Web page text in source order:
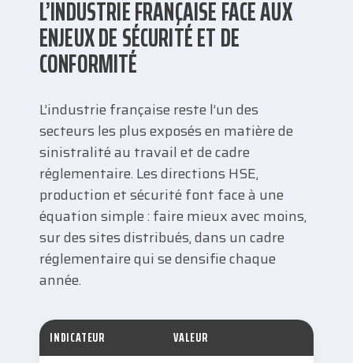
L’INDUSTRIE FRANÇAISE FACE AUX
ENJEUX DE SÉCURITÉ ET DE
CONFORMITÉ
L’industrie française reste l’un des
secteurs les plus exposés en matière de
sinistralité au travail et de cadre
réglementaire. Les directions HSE,
production et sécurité font face à une
équation simple : faire mieux avec moins,
sur des sites distribués, dans un cadre
réglementaire qui se densifie chaque
année.
INDICATEUR VALEUR